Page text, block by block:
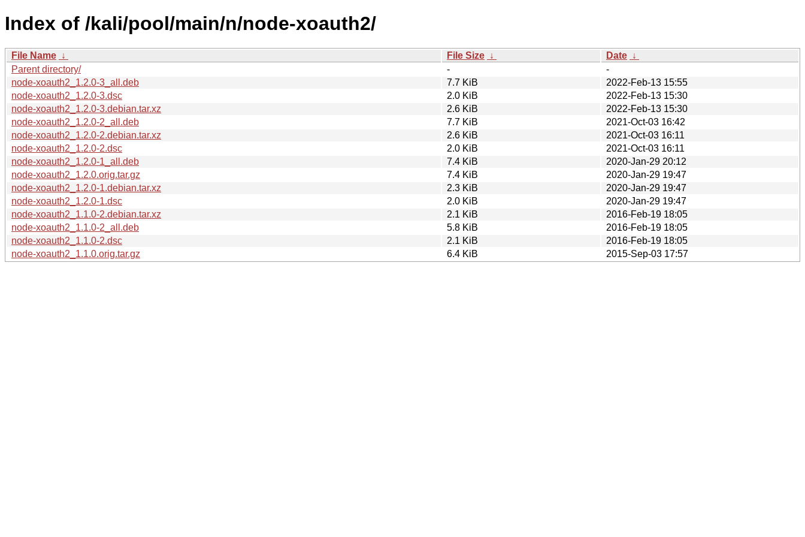
Index of /kali/pool/main/n/node-xoauth2/
File Name ↓ File Size ↓ Date ↓
Parent directory/
-
-
node-xoauth2_1.2.0-3_all.deb
7.7 KiB
2022-Feb-13 15:55
node-xoauth2_1.2.0-3.dsc
2.0 KiB
2022-Feb-13 15:30
node-xoauth2_1.2.0-3.debian.tar.xz
2.6 KiB
2022-Feb-13 15:30
node-xoauth2_1.2.0-2_all.deb
7.7 KiB
2021-Oct-03 16:42
node-xoauth2_1.2.0-2.debian.tar.xz
2.6 KiB
2021-Oct-03 16:11
node-xoauth2_1.2.0-2.dsc
2.0 KiB
2021-Oct-03 16:11
node-xoauth2_1.2.0-1_all.deb
7.4 KiB
2020-Jan-29 20:12
node-xoauth2_1.2.0.orig.tar.gz
7.4 KiB
2020-Jan-29 19:47
node-xoauth2_1.2.0-1.debian.tar.xz
2.3 KiB
2020-Jan-29 19:47
node-xoauth2_1.2.0-1.dsc
2.0 KiB
2020-Jan-29 19:47
node-xoauth2_1.1.0-2.debian.tar.xz
2.1 KiB
2016-Feb-19 18:05
node-xoauth2_1.1.0-2_all.deb
5.8 KiB
2016-Feb-19 18:05
node-xoauth2_1.1.0-2.dsc
2.1 KiB
2016-Feb-19 18:05
node-xoauth2_1.1.0.orig.tar.gz
6.4 KiB 2015-Sep-03 17:57